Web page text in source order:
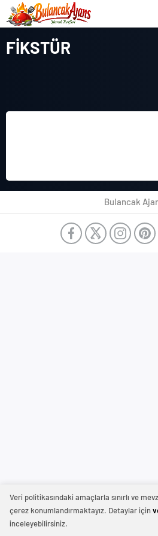
FİKSTÜR
Bulancak
Veri politikasındaki amaçlarla sınırlı ve
çerez konumlandırmaktayız. Detaylar için
inceleyebilirsiniz.